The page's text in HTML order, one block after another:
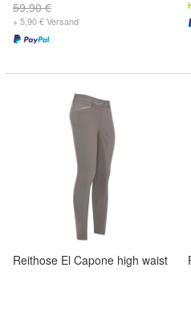
59,90 €
+ 5,90 € Versand
Reithose El Capone high waist